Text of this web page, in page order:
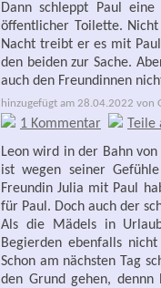
Dann schleppt Paul
öffentlicher Toilette.
Nacht treibt er es mit
den beiden zur Sache.
auch den Freundinnen
hinzugefügt am 28.04.2022 von
1 Kommentar
Leon wird in der Bahn
ist wegen seiner
Freundin Julia mit Paul
für Paul. Doch auch der
Als die Mädels in
Begierden ebenfalls
Schon am nächsten Tag
den Grund gehen, dennn